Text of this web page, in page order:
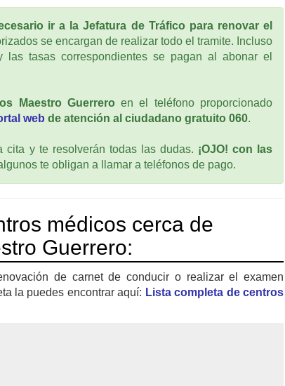
ir a la Jefatura de Tráfico para renovar el
se encargan de realizar todo el tramite. Incluso
tasas correspondientes se pagan al abonar el
Maestro Guerrero en el teléfono proporcionado
web de atención al ciudadano gratuito 060.
cita y te resolverán todas las dudas. ¡OJO! con las
te obligan a llamar a teléfonos de pago.
médicos cerca de
Guerrero:
de carnet de conducir o realizar el examen
la puedes encontrar aquí: Lista completa de centros